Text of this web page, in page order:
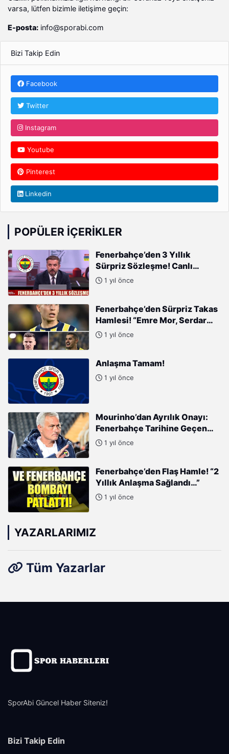
varsa, lütfen bizimle iletişime geçin:
E-posta: info@sporabi.com
Bizi Takip Edin
Facebook
Twitter
Instagram
Youtube
Pinterest
Linkedin
POPÜLER İÇERIKLER
Fenerbahçe’den 3 Yıllık
Sürpriz Sözleşme! Canlı
Yayında Duyuruldu
1 yıl önce
Fenerbahçe’den Sürpriz Takas
Hamlesi! “Emre Mor, Serdar
Aziz ve Levent Mercan
1 yıl önce
Anlaşma Tamam!
1 yıl önce
Mourinho’dan Ayrılık Onayı:
Fenerbahçe Tarihine Geçen
Yıldıza Veda!
1 yıl önce
Fenerbahçe’den Flaş Hamle! “2
Yıllık Anlaşma Sağlandı…”
1 yıl önce
YAZARLARIMIZ
Tüm Yazarlar
SporAbi Güncel Haber Siteniz!
Bizi Takip Edin